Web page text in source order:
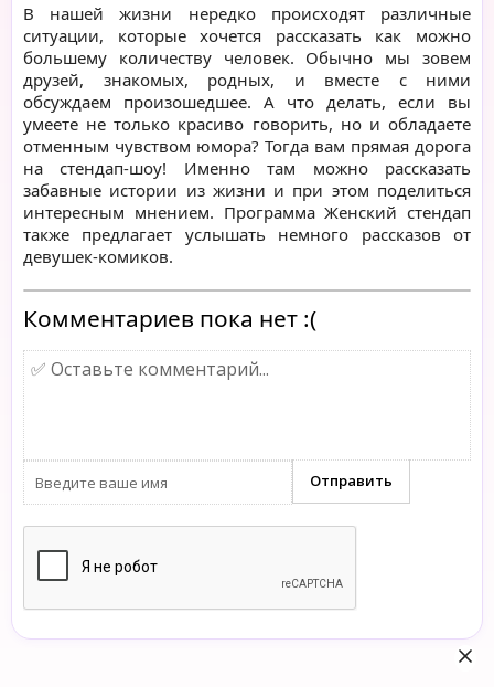
В нашей жизни нередко происходят различные
ситуации, которые хочется рассказать как можно
большему количеству человек. Обычно мы зовем
друзей, знакомых, родных, и вместе с ними
обсуждаем произошедшее. А что делать, если вы
умеете не только красиво говорить, но и обладаете
отменным чувством юмора? Тогда вам прямая дорога
на стендап-шоу! Именно там можно рассказать
забавные истории из жизни и при этом поделиться
интересным мнением. Программа Женский стендап
также предлагает услышать немного рассказов от
девушек-комиков.
Комментариев пока нет :(